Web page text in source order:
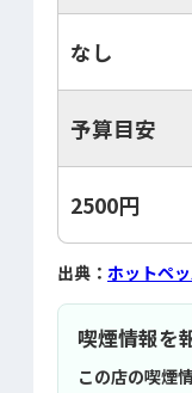
なし
予算目安
2500円
出典： ホットペ
喫煙情報を
この店の喫煙